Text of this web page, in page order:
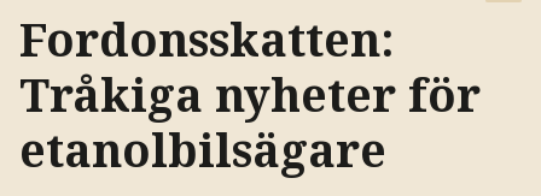
Fordonsskatten:
Tråkiga nyheter för
etanolbilsägare